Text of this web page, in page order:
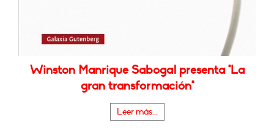
Winston Manrique Sabogal presenta "La
gran transformación"
Leer más...